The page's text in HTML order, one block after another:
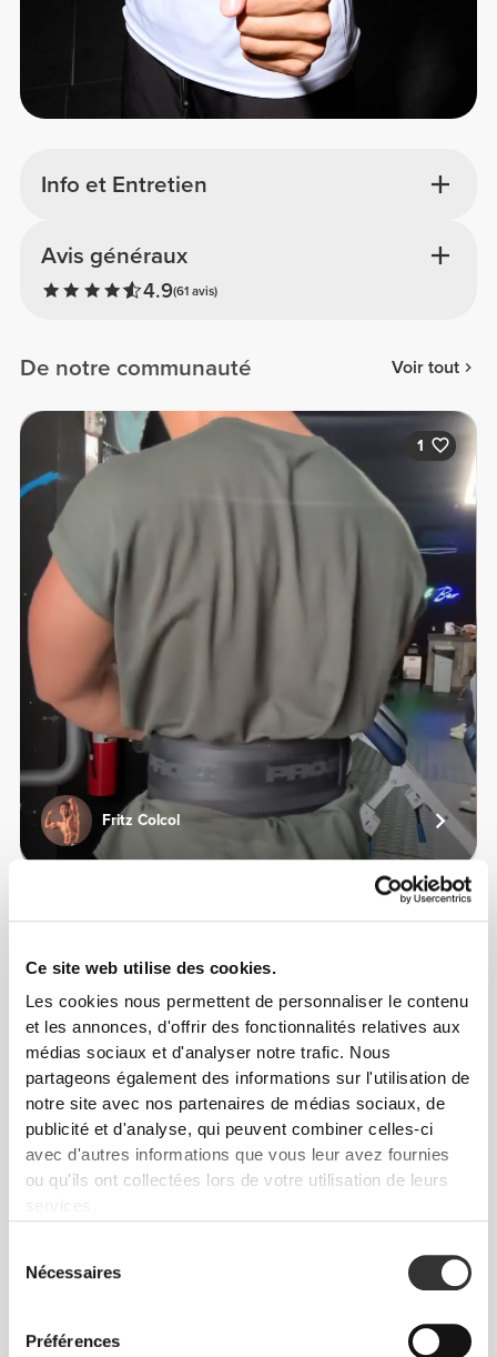
Ce site web utilise des cookies.
Les cookies nous permettent de personnaliser le contenu
et les annonces, d'offrir des fonctionnalités relatives aux
médias sociaux et d'analyser notre trafic. Nous
partageons également des informations sur l'utilisation de
notre site avec nos partenaires de médias sociaux, de
publicité et d'analyse, qui peuvent combiner celles-ci
avec d'autres informations que vous leur avez fournies
ou qu'ils ont collectées lors de votre utilisation de leurs
services.
Nécessaires
Préférences
Info et Entretien
Avis généraux
4.9(61 avis)
De notre communauté Voir tout
1
Fritz Colcol
Victoria
Marina
Chamoun